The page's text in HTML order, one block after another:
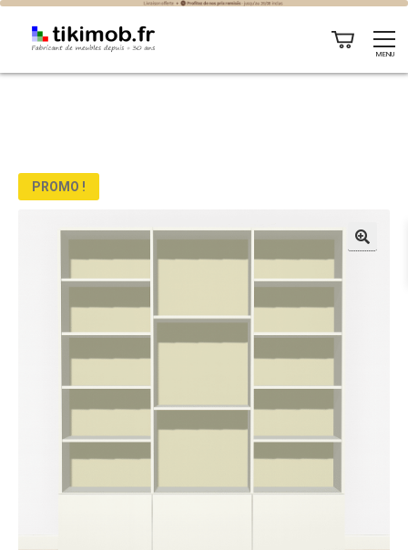
MENU
PROMO !